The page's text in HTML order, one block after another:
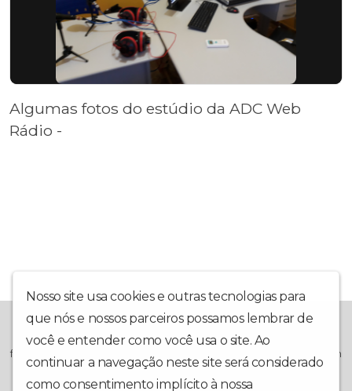
Algumas fotos do estúdio da ADC Web
Rádio -
Nosso site usa cookies e outras tecnologias para
que nós e nossos parceiros possamos lembrar de
você e entender como você usa o site. Ao
continuar a navegação neste site será considerado
como consentimento implícito à nossa
A ADC Web Rádio, é mais uma grande ferramenta que se junta
ao Projeto da Associação Desportiva Colorado, na busca de
formar cidadãos através do esporte. Projeto Social, sem nenhum
vínculo lucrativo, voltado totalmente para os jovens e
adolescentes que ora vivem a margem da sociedade. Pirapora-